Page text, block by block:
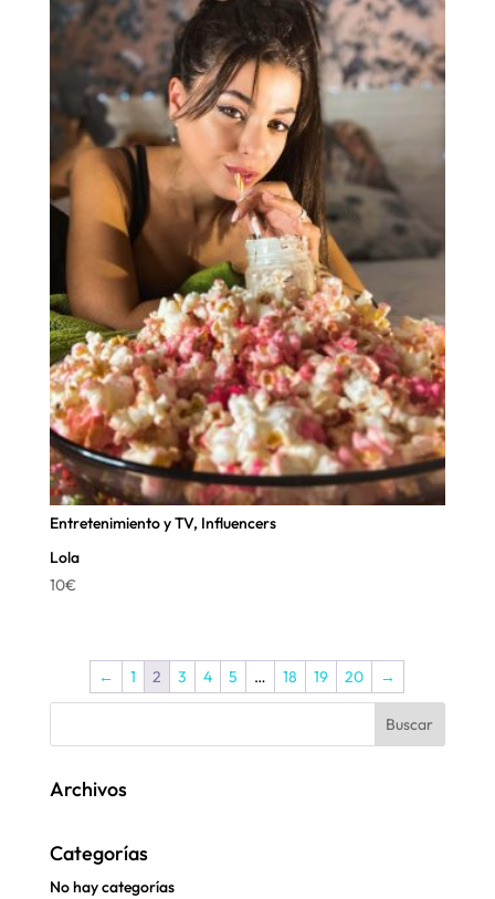
Entretenimiento y TV, Influencers
Lola
10€
← 1 2 3 4 5 … 18 19 20 →
Archivos
Categorías
No hay categorías